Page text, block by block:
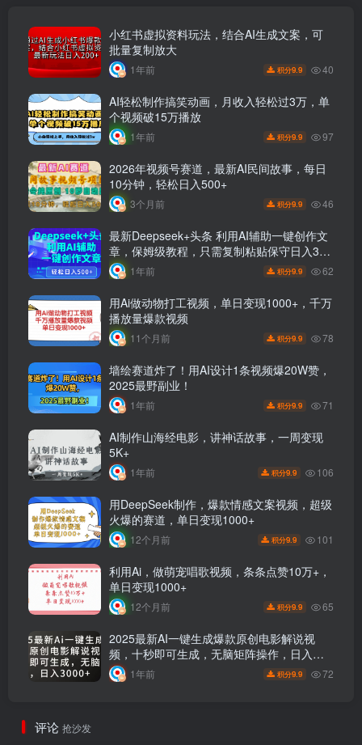
小红书虚拟资料玩法，结合AI生成文案，可
批量复制放大
1年前 积分9.9 40
AI轻松制作搞笑动画，月收入轻松过3万，单
个视频破15万播放
1年前 积分9.9 97
2026年视频号赛道，最新AI民间故事，每日
10分钟，轻松日入500+
3个月前 积分9.9 46
最新Deepseek+头条 利用AI辅助一键创作文
章，保姆级教程，只需复制粘贴保守日入3位
数
1年前 积分9.9 62
用Ai做动物打工视频，单日变现1000+，千万
播放量爆款视频
11个月前 积分9.9 78
墙绘赛道炸了！用AI设计1条视频爆20W赞，
2025最野副业！
1年前 积分9.9 71
AI制作山海经电影，讲神话故事，一周变现
5K+
1年前 积分9.9 106
用DeepSeek制作，爆款情感文案视频，超级
火爆的赛道，单日变现1000+
12个月前 积分9.9 101
利用Ai，做萌宠唱歌视频，条条点赞10万+，
单日变现1000+
12个月前 积分9.9 65
2025最新AI一键生成爆款原创电影解说视
频，十秒即可生成，无脑矩阵操作，日入
3000+1年前 积分9.9 72
评论 抢沙发